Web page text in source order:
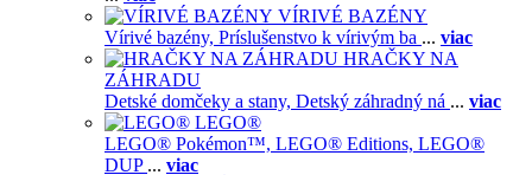
VÍRIVÉ BAZÉNY
Vírivé bazény, Príslušenstvo k vírivým ba ... viac
HRAČKY NA
ZÁHRADU
Detské domčeky a stany, Detský záhradný ná ... viac
LEGO®
LEGO® Pokémon™, LEGO® Editions, LEGO®
DUP ... viac